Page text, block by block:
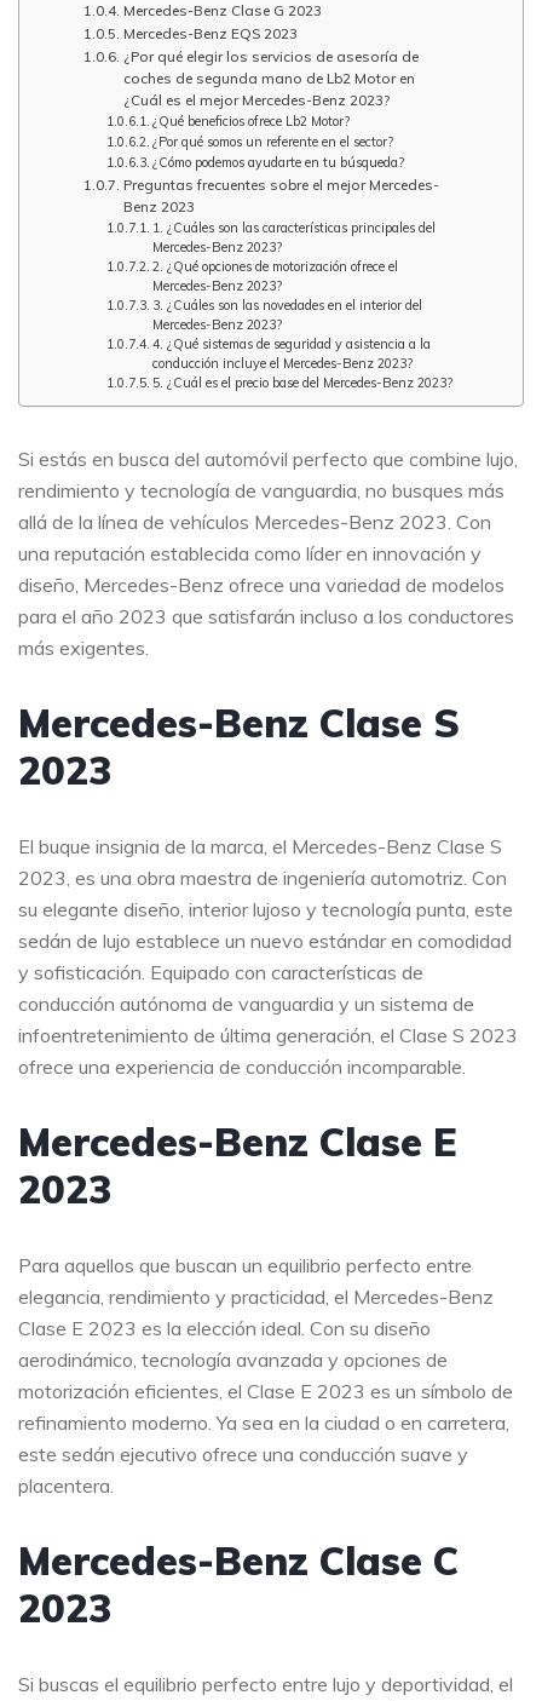
Mercedes-Benz Clase G 2023
Mercedes-Benz EQS 2023
¿Por qué elegir los servicios de asesoría de
coches de segunda mano de Lb2 Motor en
¿Cuál es el mejor Mercedes-Benz 2023?
¿Qué beneficios ofrece Lb2 Motor?
¿Por qué somos un referente en el sector?
¿Cómo podemos ayudarte en tu búsqueda?
Preguntas frecuentes sobre el mejor Mercedes-
Benz 2023
1. ¿Cuáles son las características principales del
Mercedes-Benz 2023?
2. ¿Qué opciones de motorización ofrece el
Mercedes-Benz 2023?
3. ¿Cuáles son las novedades en el interior del
Mercedes-Benz 2023?
4. ¿Qué sistemas de seguridad y asistencia a la
conducción incluye el Mercedes-Benz 2023?
5. ¿Cuál es el precio base del Mercedes-Benz 2023?
Si estás en busca del automóvil perfecto que combine lujo,
rendimiento y tecnología de vanguardia, no busques más
allá de la línea de vehículos Mercedes-Benz 2023. Con
una reputación establecida como líder en innovación y
diseño, Mercedes-Benz ofrece una variedad de modelos
para el año 2023 que satisfarán incluso a los conductores
más exigentes.
Mercedes-Benz Clase S
2023
El buque insignia de la marca, el Mercedes-Benz Clase S
2023, es una obra maestra de ingeniería automotriz. Con
su elegante diseño, interior lujoso y tecnología punta, este
sedán de lujo establece un nuevo estándar en comodidad
y sofisticación. Equipado con características de
conducción autónoma de vanguardia y un sistema de
infoentretenimiento de última generación, el Clase S 2023
ofrece una experiencia de conducción incomparable.
Mercedes-Benz Clase E
2023
Para aquellos que buscan un equilibrio perfecto entre
elegancia, rendimiento y practicidad, el Mercedes-Benz
Clase E 2023 es la elección ideal. Con su diseño
aerodinámico, tecnología avanzada y opciones de
motorización eficientes, el Clase E 2023 es un símbolo de
refinamiento moderno. Ya sea en la ciudad o en carretera,
este sedán ejecutivo ofrece una conducción suave y
placentera.
Mercedes-Benz Clase C
2023
Si buscas el equilibrio perfecto entre lujo y deportividad, el